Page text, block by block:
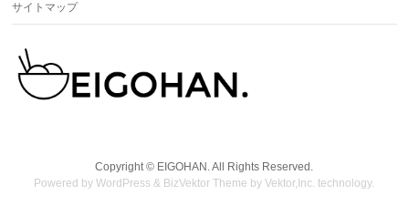
サイトマップ
Copyright © EIGOHAN.All Rights Reserved.
Powered byWordPress & BizVektor Theme byVektor,Inc. technology.